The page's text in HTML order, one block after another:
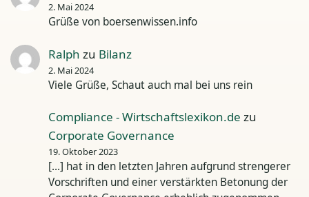
2. Mai 2024
Grüße von boersenwissen.info
Ralph zu Bilanz
2. Mai 2024
Viele Grüße, Schaut auch mal bei uns rein
Compliance - Wirtschaftslexikon.de zu
Corporate Governance
19. Oktober 2023
[…] hat in den letzten Jahren aufgrund strengerer
Vorschriften und einer verstärkten Betonung der